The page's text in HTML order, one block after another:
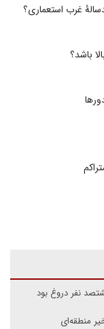
غرب استعماری؟
باشد؟
نفر دروغ بود
منطقه‌ای